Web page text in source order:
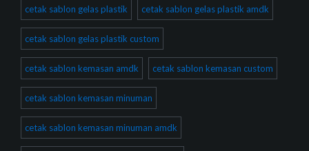
cetak sablon gelas plastik cetak sablon gelas plastik amdk
cetak sablon gelas plastik custom
cetak sablon kemasan amdk cetak sablon kemasan custom
cetak sablon kemasan minuman
cetak sablon kemasan minuman amdk